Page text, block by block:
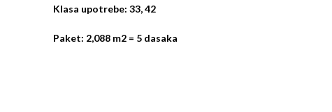
Klasa upotrebe: 33, 42
Paket: 2,088 m2 = 5 dasaka